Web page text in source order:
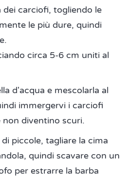
dei carciofi, togliendo le
le più dure, quindi
circa 5-6 cm uniti al
d'acqua e mescolarla al
immergervi i carciofi
diventino scuri.
piccole, tagliare la cima
quindi scavare con un
per estrarre la barba